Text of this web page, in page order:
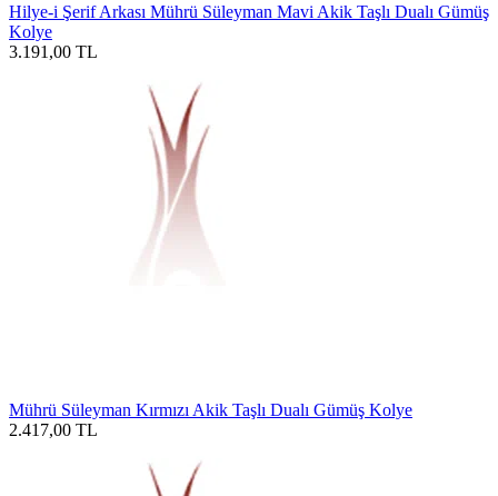
Hilye-i Şerif Arkası Mührü Süleyman Mavi Akik Taşlı Dualı Gümüş
Kolye
3.191,00 TL
Mührü Süleyman Kırmızı Akik Taşlı Dualı Gümüş Kolye
2.417,00 TL